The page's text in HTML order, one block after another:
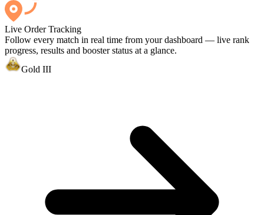
Live Order Tracking
Follow every match in real time from your dashboard — live rank
progress, results and booster status at a glance.
Gold III